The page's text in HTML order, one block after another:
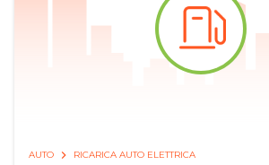
AUTO RICARICA AUTO ELETTRICA